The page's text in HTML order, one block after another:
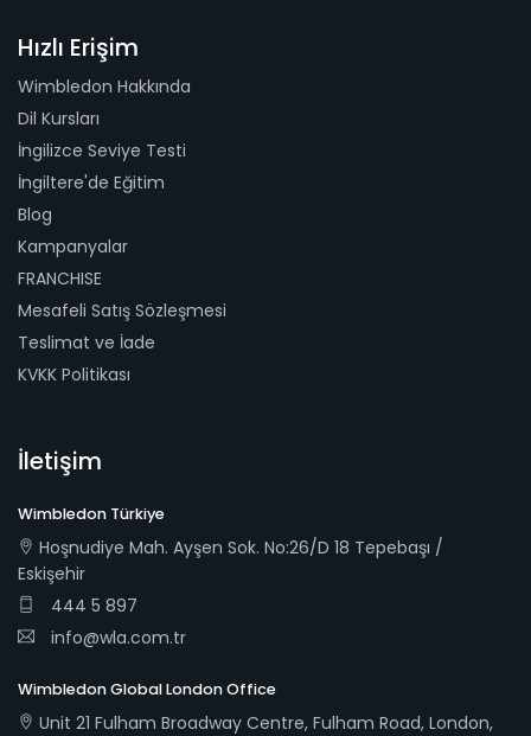
Hızlı Erişim
Wimbledon Hakkında
Dil Kursları
İngilizce Seviye Testi
İngiltere'de Eğitim
Blog
Kampanyalar
FRANCHISE
Mesafeli Satış Sözleşmesi
Teslimat ve İade
KVKK Politikası
İletişim
Wimbledon Türkiye
Hoşnudiye Mah. Ayşen Sok. No:26/D 18 Tepebaşı /
Eskişehir
444 5 897
info@wla.com.tr
Wimbledon Global London Office
Unit 21 Fulham Broadway Centre, Fulham Road, London,